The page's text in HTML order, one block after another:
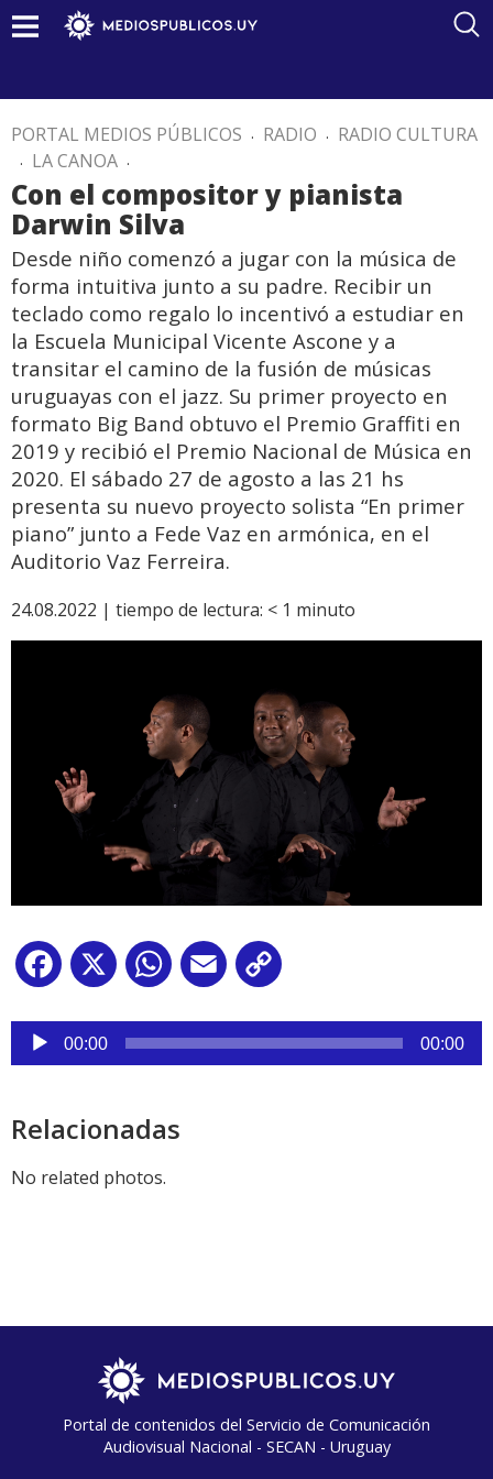
PORTAL MEDIOS PÚBLICOS . RADIO . RADIO CULTURA
. LA CANOA .
Con el compositor y pianista
Darwin Silva
Desde niño comenzó a jugar con la música de
forma intuitiva junto a su padre. Recibir un
teclado como regalo lo incentivó a estudiar en
la Escuela Municipal Vicente Ascone y a
transitar el camino de la fusión de músicas
uruguayas con el jazz. Su primer proyecto en
formato Big Band obtuvo el Premio Graffiti en
2019 y recibió el Premio Nacional de Música en
2020. El sábado 27 de agosto a las 21 hs
presenta su nuevo proyecto solista “En primer
piano” junto a Fede Vaz en armónica, en el
Auditorio Vaz Ferreira.
24.08.2022 | tiempo de lectura: < 1 minuto
Facebook
X WhatsApp
Email
Reproductor
audio
00:00 00:00
Relacionadas
No related photos.
Portal de contenidos del Servicio de Comunicación
Audiovisual Nacional - SECAN - Uruguay